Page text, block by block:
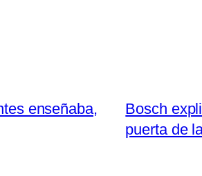
enseñaba,
Bosch
puerta de